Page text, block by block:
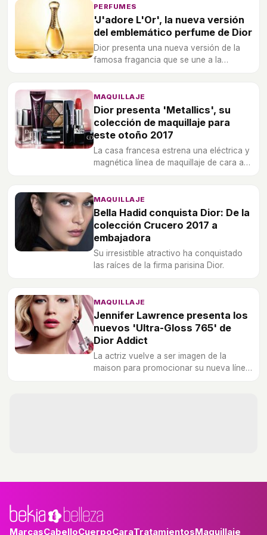
críticas.
PERFUMES
'J'adore L'Or', la nueva versión
del emblemático perfume de Dior
Dior presenta una nueva versión de la
famosa fragancia que se une a la
MAQUILLAJE
Dior presenta 'Metallics', su
colección de maquillaje para
este otoño 2017
La casa francesa estrena una eléctrica y
magnética línea de maquillaje de cara a
MAQUILLAJE
Bella Hadid conquista Dior: De la
colección Crucero 2017 a
embajadora
Su irresistible atractivo ha conquistado
las raíces de la firma parisina Dior.
MAQUILLAJE
Jennifer Lawrence presenta los
nuevos 'Ultra-Gloss 765' de
Dior Addict
La actriz vuelve a ser imagen de la
maison para promocionar su nueva línea
MarcasCabelloCuerpoCaraTratamientosMaquillaje